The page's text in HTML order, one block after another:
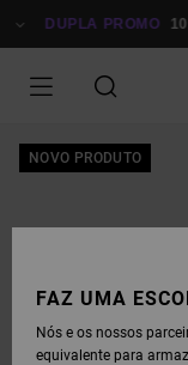
PARA DUPLA PROMO
NOVO PRODUTO
FAZ UMA
Nós e os nossos
equivalente para